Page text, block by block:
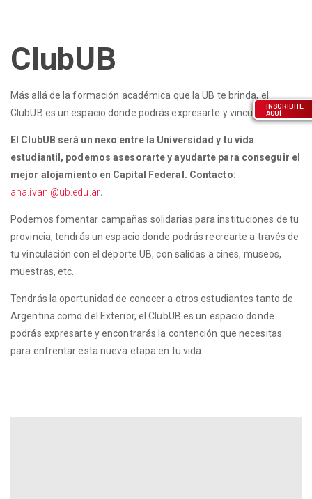
ClubUB
Más allá de la formación académica que la UB te brinda, el
ClubUB es un espacio donde podrás expresarte y vincularte.
El ClubUB será un nexo entre la Universidad y tu vida
estudiantil, podemos asesorarte y ayudarte para conseguir el
mejor alojamiento en Capital Federal. Contacto:
ana.ivani@ub.edu.ar.
Podemos fomentar campañas solidarias para instituciones de tu
provincia, tendrás un espacio donde podrás recrearte a través de
tu vinculación con el deporte UB, con salidas a cines, museos,
muestras, etc.
Tendrás la oportunidad de conocer a otros estudiantes tanto de
Argentina como del Exterior, el ClubUB es un espacio donde
podrás expresarte y encontrarás la contención que necesitas
para enfrentar esta nueva etapa en tu vida.
INSCRIBITE
AQUÍ